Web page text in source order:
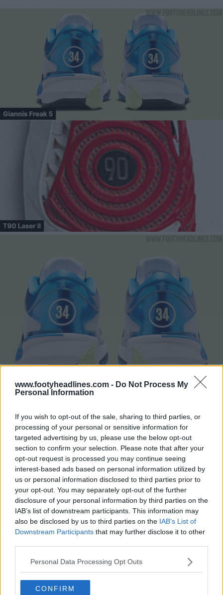
www.footyheadlines.com - Do Not Process My
Personal Information
If you wish to opt-out of the sale, sharing to third parties, or
processing of your personal or sensitive information for
targeted advertising by us, please use the below opt-out
section to confirm your selection. Please note that after your
opt-out request is processed you may continue seeing
interest-based ads based on personal information utilized by
us or personal information disclosed to third parties prior to
your opt-out. You may separately opt-out of the further
disclosure of your personal information by third parties on the
IAB’s list of downstream participants. This information may
also be disclosed by us to third parties on the IAB’s List of
Downstream Participants that may further disclose it to other
Personal Data Processing Opt Outs
CONFIRM
Las Nike Giannis Freak 5 "Oda a tu primer amor"
saldrán a la venta el 25 de abril de 2024.